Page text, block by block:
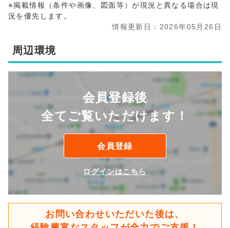
※掲載情報（条件や画像、図面等）が現況と異なる場合は現
況を優先します。
情報更新日：2026年05月26日
周辺環境
会員登録後
全てご覧いただけます！
会員登録
ログインはこちら
お問い合わせいただいた後は、